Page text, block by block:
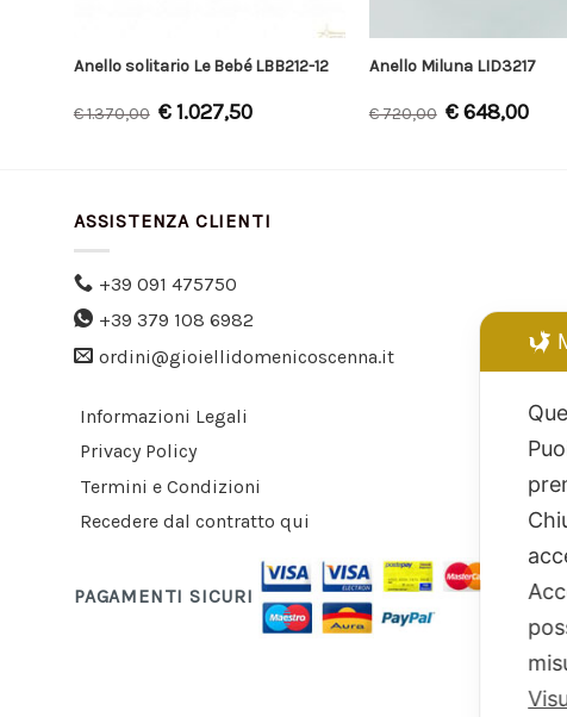
Anello solitario Le Bebé LBB212-12
€1.370,00 €1.027,50
Anello Miluna LID3217
€720,00 €648,00
ASSISTENZA CLIENTI
+39 091 475750
+39 379 108 6982
ordini@gioiellidomenicoscenna.it
Informazioni Legali
Privacy Policy
Termini e Condizioni
Recedere dal contratto qui
PAGAMENTI SICURI